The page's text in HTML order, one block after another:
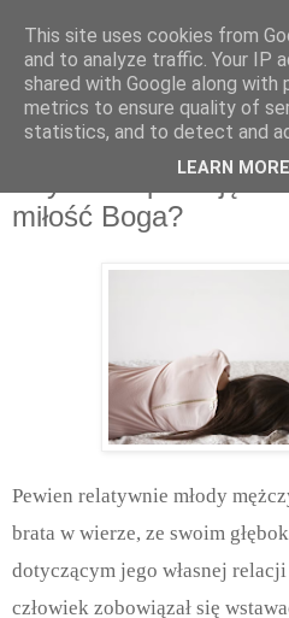
czwartek, kwietnia 24, 2025
Czy nadal próbuję
miłość Boga?
Pewien relatywnie młody
brata w wierze, ze swoim
dotyczącym jego własnej relacji
człowiek zobowiązał się
This site uses cookies from
and to analyze traffic. Your IP
shared with Google along with
metrics to ensure quality of
statistics, and to detect and
LEARN MORE